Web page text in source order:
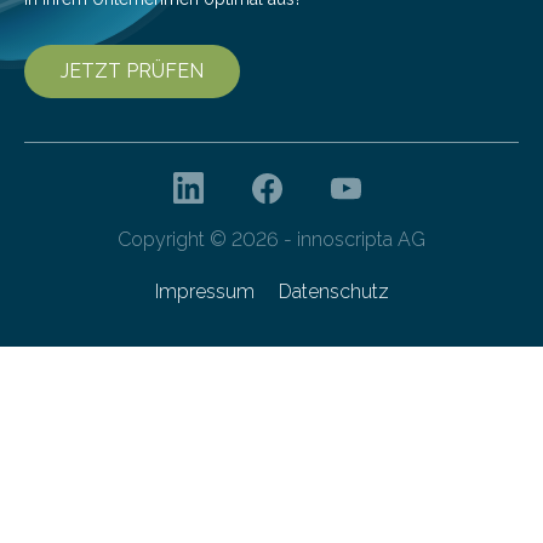
JETZT PRÜFEN
Copyright © 2026 - innoscripta AG
Impressum Datenschutz